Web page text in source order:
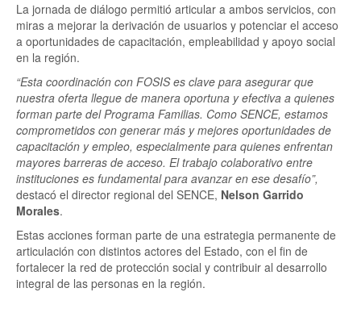
La jornada de diálogo permitió articular a ambos servicios, con
miras a mejorar la derivación de usuarios y potenciar el acceso
a oportunidades de capacitación, empleabilidad y apoyo social
en la región.
“Esta coordinación con FOSIS es clave para asegurar que
nuestra oferta llegue de manera oportuna y efectiva a quienes
forman parte del Programa Familias. Como SENCE, estamos
comprometidos con generar más y mejores oportunidades de
capacitación y empleo, especialmente para quienes enfrentan
mayores barreras de acceso. El trabajo colaborativo entre
instituciones es fundamental para avanzar en ese desafío”,
destacó el director regional del SENCE, Nelson Garrido
Morales.
Estas acciones forman parte de una estrategia permanente de
articulación con distintos actores del Estado, con el fin de
fortalecer la red de protección social y contribuir al desarrollo
integral de las personas en la región.